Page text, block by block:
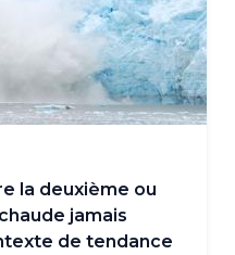
la deuxième ou
jamais
de tendance